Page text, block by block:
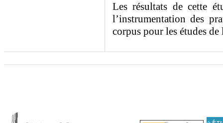
Les résultats de cette
l’instrumentation des
corpus pour les études